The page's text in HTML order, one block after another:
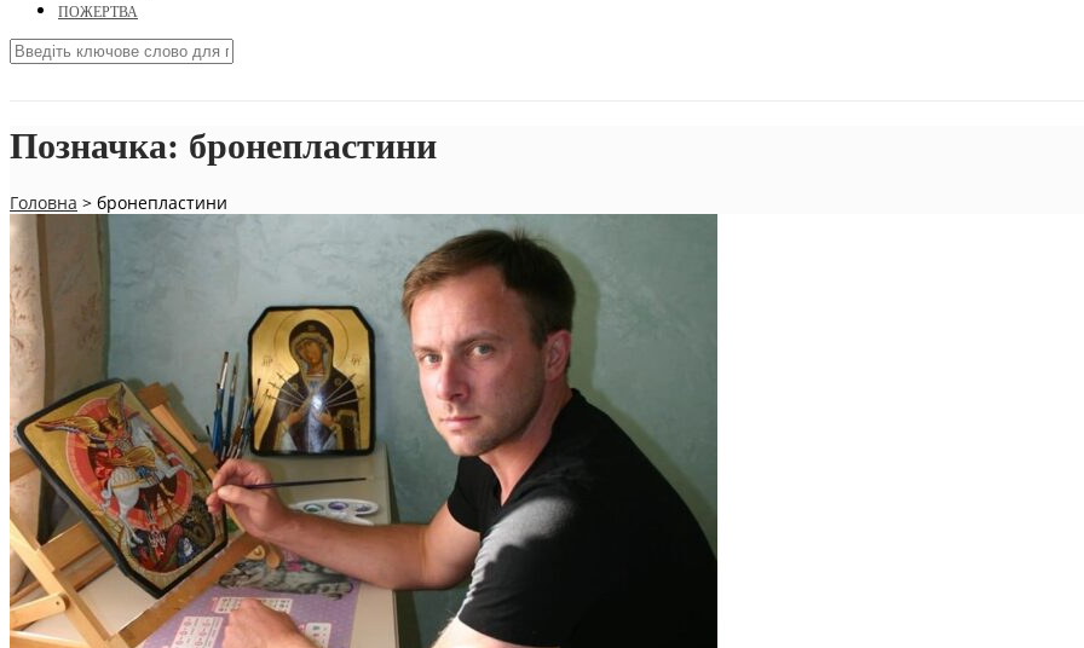
ПОЖЕРТВА
Позначка: бронепластини
Головна > бронепластини